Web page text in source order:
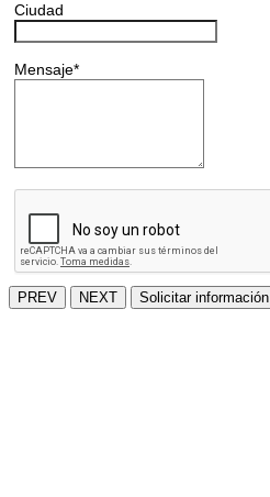
Ciudad
Mensaje*
PREV NEXT Solicitar información